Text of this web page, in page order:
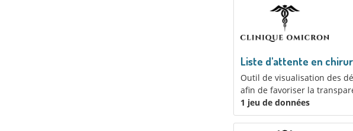
Liste d'attente en
Outil de visualisation des
afin de favoriser la
1 jeu de données